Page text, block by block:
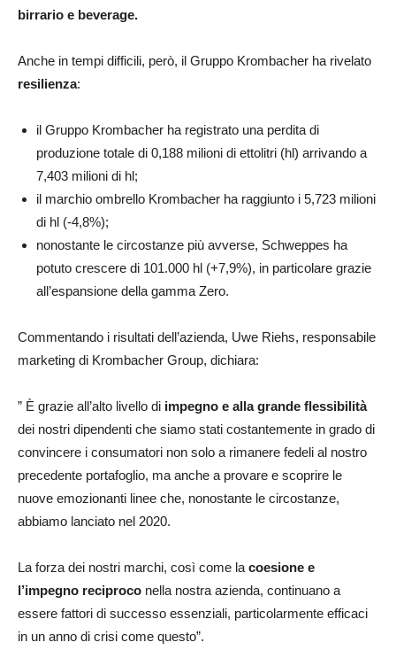
birrario e beverage.
Anche in tempi difficili, però, il Gruppo Krombacher ha rivelato
resilienza:
il Gruppo Krombacher ha registrato una perdita di
produzione totale di 0,188 milioni di ettolitri (hl) arrivando a
7,403 milioni di hl;
il marchio ombrello Krombacher ha raggiunto i 5,723 milioni
di hl (-4,8%);
nonostante le circostanze più avverse, Schweppes ha
potuto crescere di 101.000 hl (+7,9%), in particolare grazie
all’espansione della gamma Zero.
Commentando i risultati dell’azienda, Uwe Riehs, responsabile
marketing di Krombacher Group, dichiara:
” È grazie all’alto livello di impegno e alla grande flessibilità
dei nostri dipendenti che siamo stati costantemente in grado di
convincere i consumatori non solo a rimanere fedeli al nostro
precedente portafoglio, ma anche a provare e scoprire le
nuove emozionanti linee che, nonostante le circostanze,
abbiamo lanciato nel 2020.
La forza dei nostri marchi, così come la coesione e
l’impegno reciproco nella nostra azienda, continuano a
essere fattori di successo essenziali, particolarmente efficaci
in un anno di crisi come questo”.